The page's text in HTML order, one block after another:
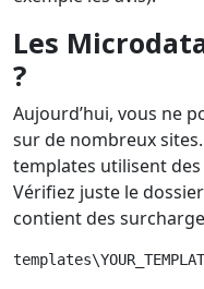
Les
?
Aujourd’hui, vous ne
sur de nombreux
templates utilisent
Vérifiez juste le
contient des